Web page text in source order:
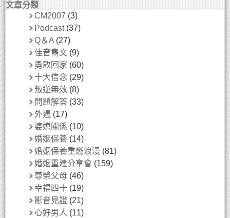
文章分類
CM2007 (3)
Podcast(37)
Q＆A (27)
佳音雋文 (9)
勇敢回家 (60)
十大信念 (29)
叛逆無效 (8)
問題解答 (33)
外遇 (17)
婆媳關係 (10)
婚姻保養 (14)
婚姻保養重燃浪漫 (81)
婚姻重建分享會 (159)
尊榮父母 (46)
幸福四十 (19)
影音見證 (21)
心好男人 (11)